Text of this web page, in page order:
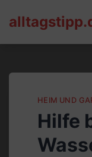
HEIM UND
Hilfe